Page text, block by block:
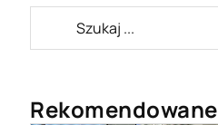
Rekomendowane